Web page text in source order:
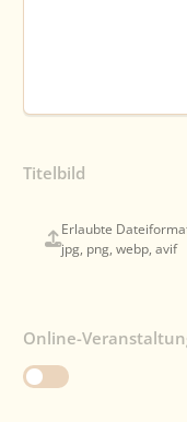
Titelbild
Erlaubte
jpg, png, webp, avif
Online-